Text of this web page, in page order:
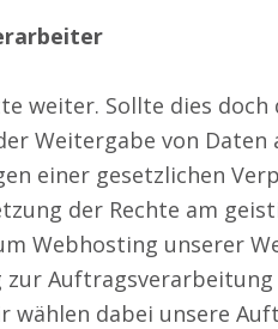
weiter. Sollte dies
Weitergabe von
einer gesetzlichen
der Rechte am
Webhosting unserer
wählen dabei unsere